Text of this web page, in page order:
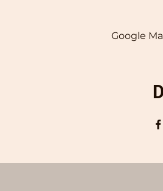
Google